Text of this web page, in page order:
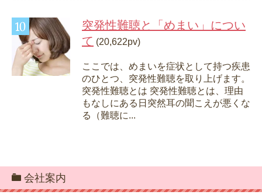
突発性難聴と「めまい」につい
て (20,622pv)
ここでは、めまいを症状として持つ疾患
のひとつ、突発性難聴を取り上げます。
突発性難聴とは 突発性難聴とは、理由
もなしにある日突然耳の聞こえが悪くな
る（難聴に...
会社案内